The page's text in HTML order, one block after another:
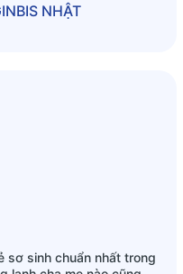
cọ), shortening (gồm thịt
rau củ khô (hành
cà rốt, bắp cải),
50g:
NHẬT
sơ sinh chuẩn nhất trong